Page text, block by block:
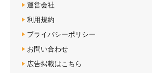
運営会社
利用規約
プライバシーポリシー
お問い合わせ
広告掲載はこちら